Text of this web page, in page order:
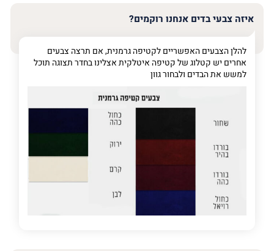
שלך
טלפון (חובה)
פרט על מה מדובר
איזה צבעי בדים אנחנו רוקמים?
להלן הצבעים האפשריים לקטיפה גרמנית, אם תרצה צבעים
אחרים יש קטלוג של קטיפה איטלקית אצלינו בחדר תצוגה תוכל
למשש את הבדים ולבחור גוון